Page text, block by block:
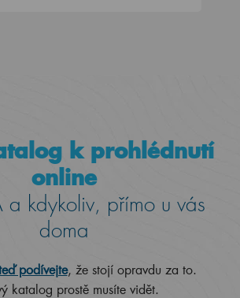
k prohlédnutí
online
a kdykoliv, přímo u vás
doma
podívejte, že stojí opravdu za to.
katalog prostě musíte vidět.